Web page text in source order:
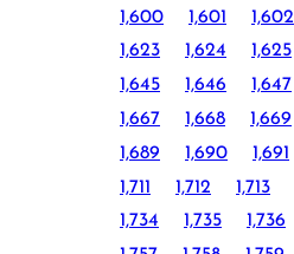
1,600
1,601 1,602
1,623
1,624 1,625
1,645
1,646 1,647
1,667
1,668 1,669
1,689
1,690 1,691
1,711
1,712 1,713
1,734
1,735 1,736